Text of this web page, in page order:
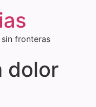
fronteras
dolor